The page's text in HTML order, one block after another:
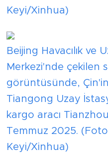
Keyi/Xinhua)
Beijing Havacılık ve
Merkezi'nde çekilen
görüntüsünde,
Tiangong Uzay
kargo aracı
Temmuz 2025.
Keyi/Xinhua)